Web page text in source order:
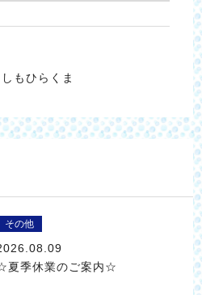
もひらくま
その他
夏季休業のご案内☆